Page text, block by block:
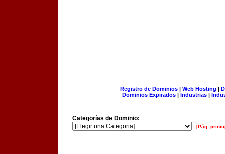
Registro de Dominios| Web Hosting |
Dominios Expirados | Industrias |
Categorías de Dominio:
[Pág.